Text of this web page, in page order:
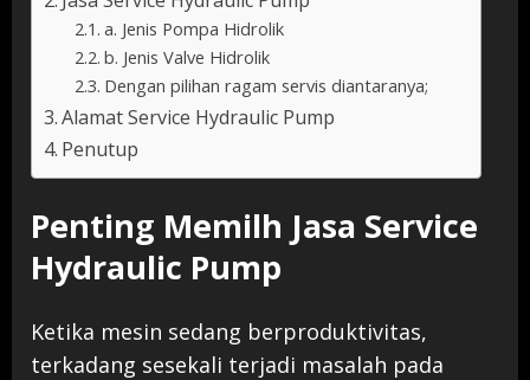
a. Jenis Pompa Hidrolik
b. Jenis Valve Hidrolik
Dengan pilihan ragam servis diantaranya;
Alamat Service Hydraulic Pump
Penutup
Penting Memilh Jasa Service
Hydraulic Pump
Ketika mesin sedang berproduktivitas,
terkadang sesekali terjadi masalah pada